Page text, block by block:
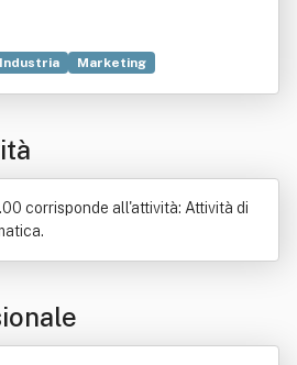
Industria
Marketing
Software
Vendita al dettaglio
corrisponde all'attività: Attività di